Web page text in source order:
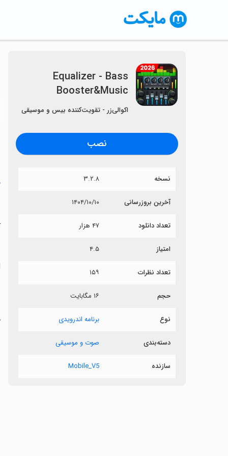
Equalizer - Bass
Booster&Music
اکوالی‌زر - تقویت‌کننده بیس و موسیقی
نصب
نسخه ۳.۲.۸
آخرین بروزرسانی ۱۴۰۴/۱۰/۱۰
تعداد دانلود ۴۷ هزار
امتیاز ۴.۵
تعداد نظرات ۱۵۹
حجم ۱۶ مگابایت
نوع برنامه اندرویدی
دسته‌بندی صوت و موسیقی
سازنده Mobile_V5